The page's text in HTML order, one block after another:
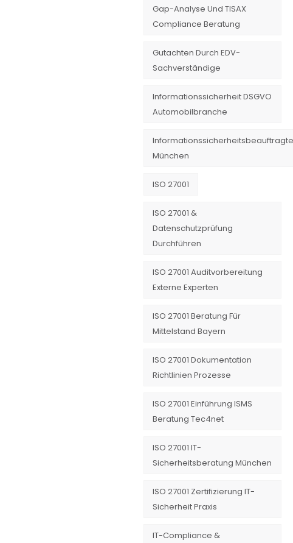
Gap-Analyse Und TISAX
Compliance Beratung
Gutachten Durch EDV-
Sachverständige
Informationssicherheit DSGVO
Automobilbranche
München
ISO 27001
ISO 27001 &
Datenschutzprüfung
Durchführen
ISO 27001 Auditvorbereitung
Externe Experten
ISO 27001 Beratung Für
Mittelstand Bayern
ISO 27001 Dokumentation
Richtlinien Prozesse
ISO 27001 Einführung ISMS
Beratung Tec4net
ISO 27001 IT-
Sicherheitsberatung München
ISO 27001 Zertifizierung IT-
Sicherheit Praxis
IT-Compliance &